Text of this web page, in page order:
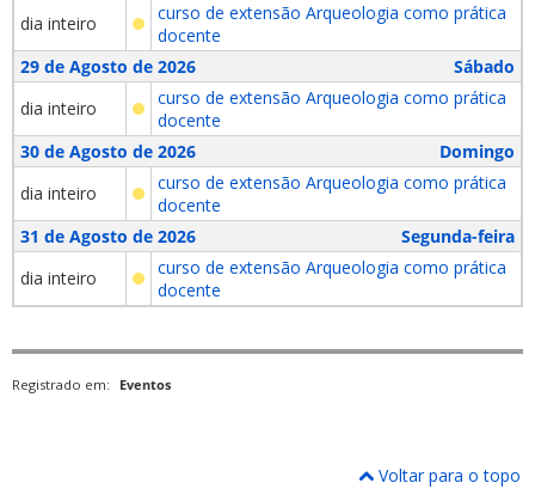
dia inteiro
curso de extensão Arqueologia como prática
docente
29 de Agosto de 2026
Sábado
dia inteiro
curso de extensão Arqueologia como prática
docente
30 de Agosto de 2026
Domingo
dia inteiro
curso de extensão Arqueologia como prática
docente
31 de Agosto de 2026
Segunda-feira
dia inteiro
curso de extensão Arqueologia como prática
docente
Registrado em: Eventos
Voltar para o topo